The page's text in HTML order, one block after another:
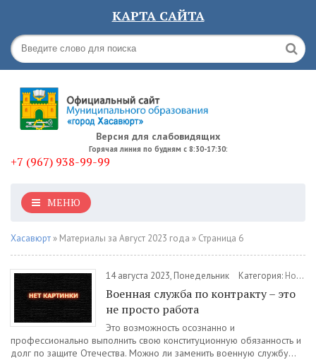
КАРТА САЙТА
Версия для слабовидящих
Горячая линия по будням с 8:30-17:30:
+7 (967) 938-99-99
МЕНЮ
Хасавюрт » Материалы за Август 2023 года » Страница 6
14 августа 2023, Понедельник Категория: Новости
Военная служба по контракту – это
не просто работа
Это возможность осознанно и
профессионально выполнить свою конституционную обязанность и
долг по защите Отечества. Можно ли заменить военную службу...